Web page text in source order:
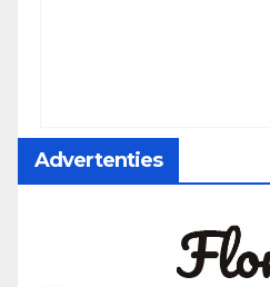
Advertenties